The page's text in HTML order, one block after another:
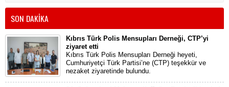
SON DAKİKA
Kıbrıs Türk Polis Mensupları Derneği, CTP’yi
ziyaret etti
Kıbrıs Türk Polis Mensupları Derneği heyeti,
Cumhuriyetçi Türk Partisi’ne (CTP) teşekkür ve
nezaket ziyaretinde bulundu.